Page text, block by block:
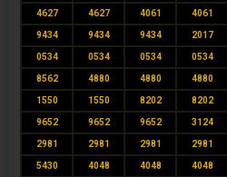
4627 4627 4061 4061
9434 9434 9434 2017
0534 0534 0534 0534
8562 4880 4880 4880
1550 1550 8202 8202
9652 9652 9652 3124
2981 2981 2981 2981
5430 4048 4048 4048